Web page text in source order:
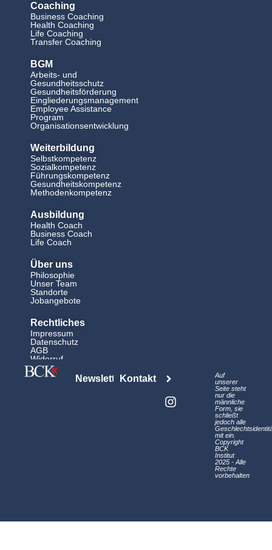
Coaching
Business Coaching
Health Coaching
Life Coaching
Transfer Coaching
BGM
Arbeits- und
Gesundheitsschutz
Gesundheitsförderung
Eingliederungsmanagement
Employee Assistance
Program
Organisationsentwicklung
Weiterbildung
Selbstkompetenz
Sozialkompetenz
Führungskompetenz
Gesundheitskompetenz
Methodenkompetenz
Ausbildung
Health Coach
Business Coach
Life Coach
Über uns
Philosophie
Unser Team
Standorte
Jobangebote
Rechtliches
Impressum
Datenschutz
AGB
Widerruf
NewsletterKontakt
i
n
k
n
s
t
Auf
unserer
Seite steht
nur die
männliche
Form, sie
schließt
jedoch alle
mit ein.
Copyright
BCK
Institut
2025 - Alle
Rechte
vorbehalten